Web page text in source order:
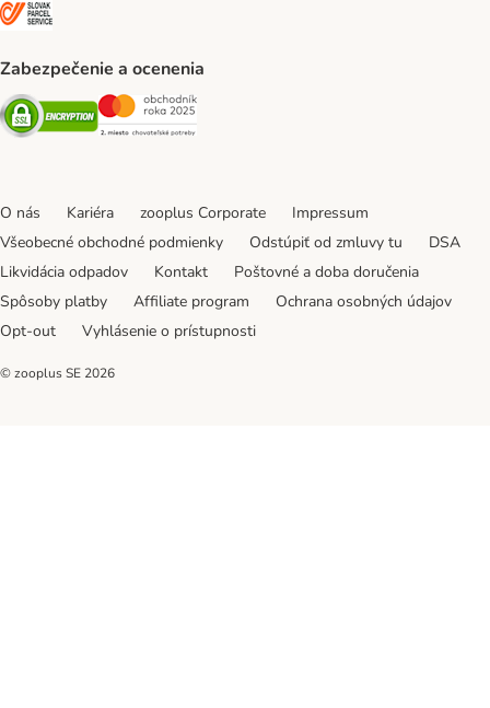
Zabezpečenie a ocenenia
Security Security
O nás Kariéra zooplus Corporate
Impressum
Všeobecné obchodné podmienky
Odstúpiť od zmluvy tu
DSA
Likvidácia odpadov
Kontakt
Poštovné a doba doručenia
Spôsoby platby
Affiliate program
Ochrana osobných údajov
Opt-out
Vyhlásenie o prístupnosti
© zooplus SE 2026